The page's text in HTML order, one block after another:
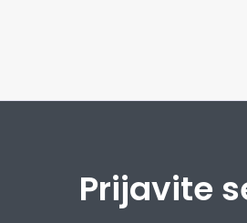
Prijavite